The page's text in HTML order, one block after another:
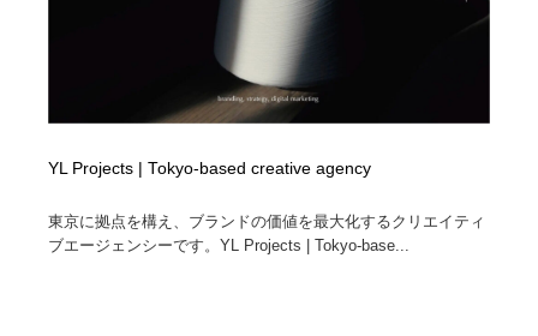
YL Projects | Tokyo-based creative agency
東京に拠点を構え、ブランドの価値を最大化するクリエイティ
ブエージェンシーです。YL Projects | Tokyo-base...